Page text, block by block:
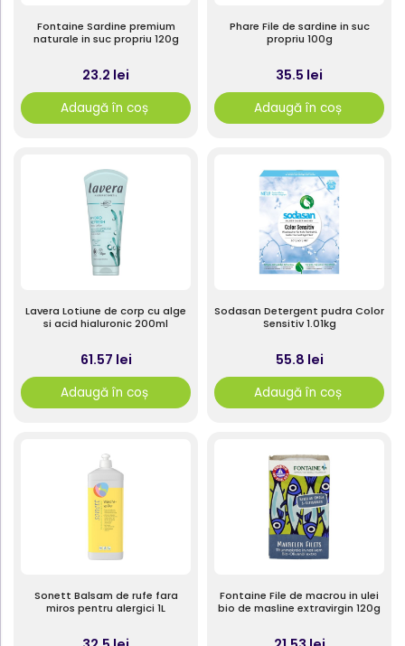
Fontaine Sardine premium
naturale in suc propriu 120g
23.2 lei
Adaugă în coș
Phare File de sardine in suc
propriu 100g
35.5 lei
Adaugă în coș
Lavera Lotiune de corp cu alge
si acid hialuronic 200ml
61.57 lei
Adaugă în coș
Sodasan Detergent pudra Color
Sensitiv 1.01kg
55.8 lei
Adaugă în coș
Sonett Balsam de rufe fara
miros pentru alergici 1L
Fontaine File de macrou in ulei
bio de masline extravirgin 120g